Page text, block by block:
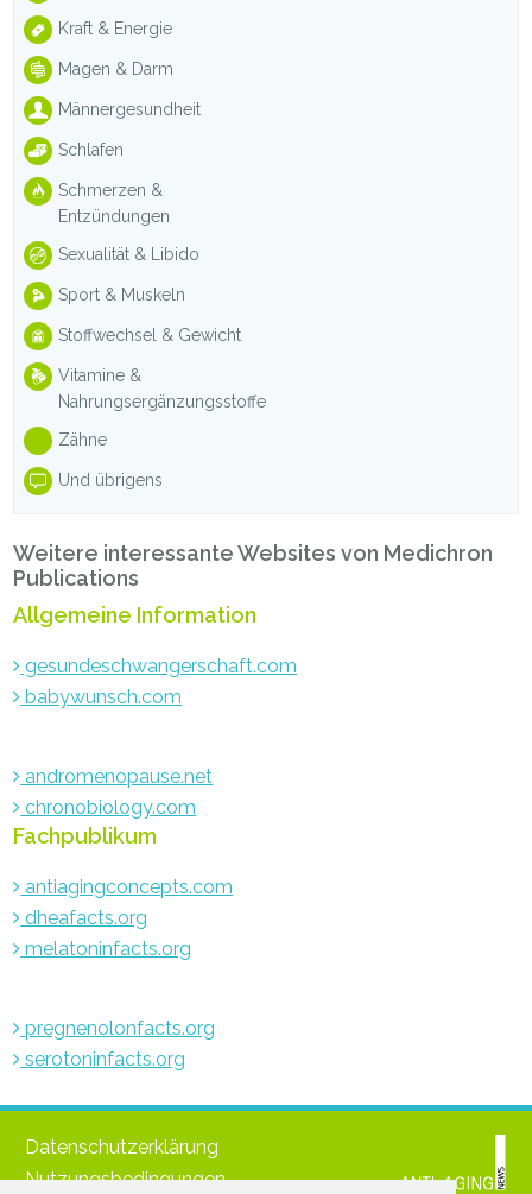
Kraft & Energie
Magen & Darm
Männergesundheit
Schlafen
Schmerzen &
Entzündungen
Sexualität & Libido
Sport & Muskeln
Stoffwechsel & Gewicht
Vitamine &
Nahrungsergänzungsstoffe
Zähne
Und übrigens
Weitere interessante Websites von Medichron
Publications
Allgemeine Information
gesundeschwangerschaft.com
babywunsch.com
andromenopause.net
chronobiology.com
Fachpublikum
antiagingconcepts.com
dheafacts.org
melatoninfacts.org
pregnenolonfacts.org
serotoninfacts.org
Datenschutzerklärung
Nutzungsbedingungen